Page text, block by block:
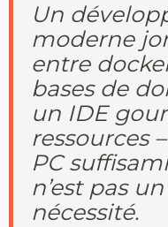
Un
moderne
entre
bases de
un IDE
ressources
PC
n’est pas
nécessité.